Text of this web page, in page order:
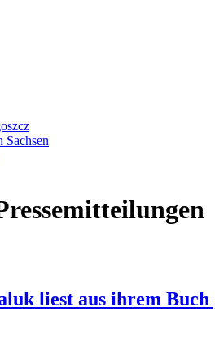
Sachsen
liest aus ihrem